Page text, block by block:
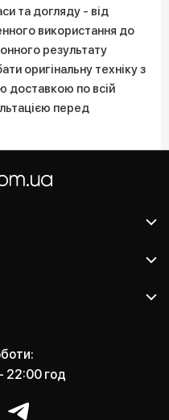
та догляду - від
використання до
результату
оригінальну техніку з
доставкою по всій
перед
22:00 год